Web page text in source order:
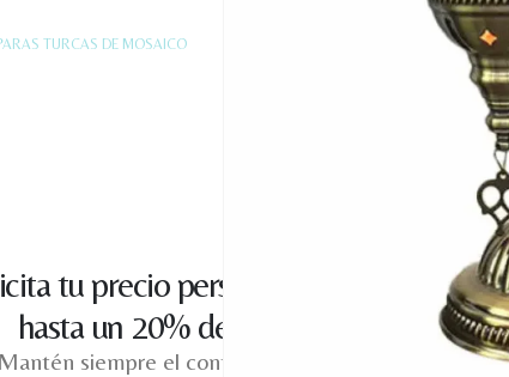
TURCAS DE MOSAICO
tu precio personalizado y obtén
hasta un 20% de descuento”
siempre el contacto con nosotros!